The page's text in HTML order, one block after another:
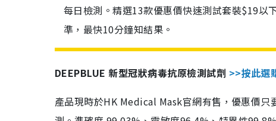
每日檢測。精選13款優惠價快速測試套裝$19以
準，最快10分鐘知結果。
DEEPBLUE 新型冠狀病毒抗原檢測試劑 >>按此選
產品現時於HK Medical Mask官網有售，優惠價